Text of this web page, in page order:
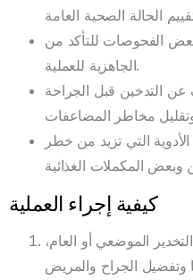
الفحوصات للتأكد من
الجاهزية للعملية.
التدخين قبل الجراحة
التي تزيد من خطر
كيفية إجراء العملية
الموضعي أو العام،